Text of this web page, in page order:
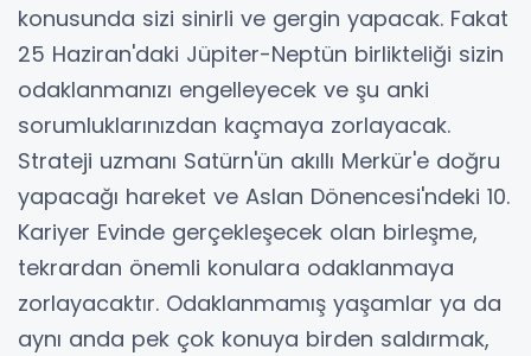
konusunda sizi sinirli ve gergin yapacak. Fakat
25 Haziran'daki Jüpiter-Neptün birlikteliği sizin
odaklanmanızı engelleyecek ve şu anki
sorumluklarınızdan kaçmaya zorlayacak.
Strateji uzmanı Satürn'ün akıllı Merkür'e doğru
yapacağı hareket ve Aslan Dönencesi'ndeki 10.
Kariyer Evinde gerçekleşecek olan birleşme,
tekrardan önemli konulara odaklanmaya
zorlayacaktır. Odaklanmamış yaşamlar ya da
aynı anda pek çok konuya birden saldırmak,